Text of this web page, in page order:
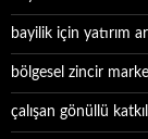
bayilik için yatırım
bölgesel zincir
çalışan gönüllü